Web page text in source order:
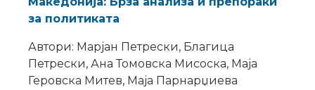
за политиката
Автори: Марјан Петрески, Благица
Петрески, Ана Томовска Мисоска, Маја
Геровска Митев, Маја Парнарџиева